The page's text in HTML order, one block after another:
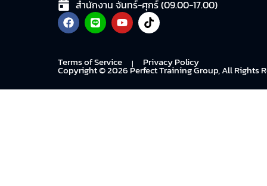
สำนักงาน จันทร์-ศุกร์ (09.00-17.00)
Terms of Service I Privacy Policy​
Copyright © 2026 Perfect Training Group, All Rights